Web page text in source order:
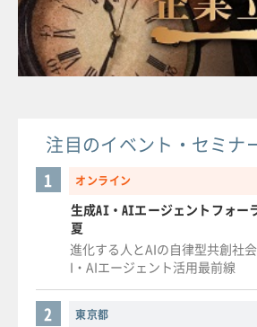
注目のイベント・セミナ
オンライン
1
生成AI・AIエージェントフォ
夏
進化する人とAIの自律型共創社
I・AIエージェント活用最前線
東京都
2